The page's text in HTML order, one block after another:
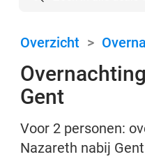
Overzicht >
Gent
Voor 2 personen:
Nazareth nabij